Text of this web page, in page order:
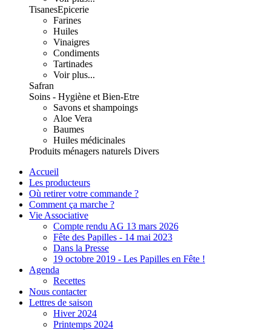
TisanesEpicerie
Farines
Huiles
Vinaigres
Condiments
Tartinades
Voir plus...
Safran
Soins - Hygiène et Bien-Etre
Savons et shampoings
Aloe Vera
Baumes
Huiles médicinales
Produits ménagers naturels Divers
Accueil
Les producteurs
Où retirer votre commande ?
Comment ça marche ?
Vie Associative
Compte rendu AG 13 mars 2026
Fête des Papilles - 14 mai 2023
Dans la Presse
19 octobre 2019 - Les Papilles en Fête !
Agenda
Recettes
Nous contacter
Lettres de saison
Hiver 2024
Printemps 2024